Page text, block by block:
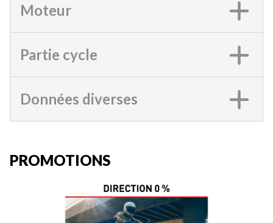
Moteur
Partie cycle
Données diverses
PROMOTIONS